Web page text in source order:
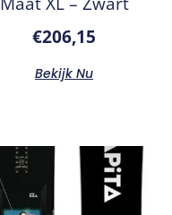
€206,15
Bekijk Nu